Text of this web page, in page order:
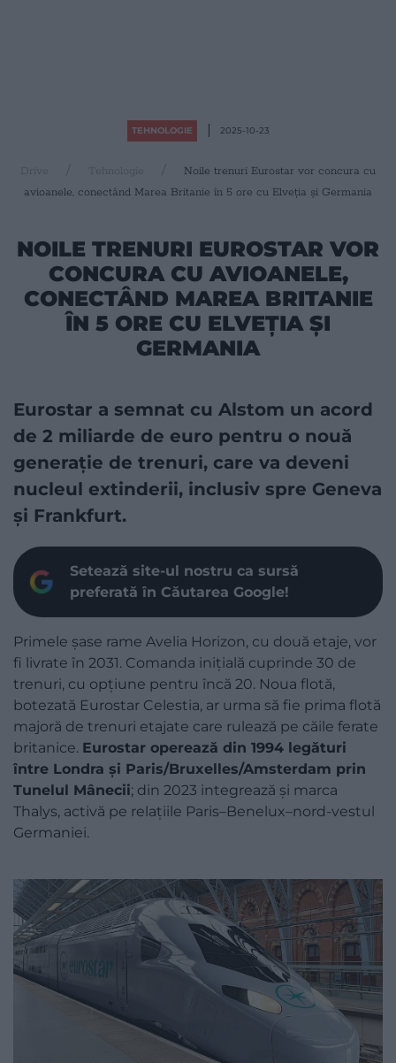
TEHNOLOGIE 2025-10-23
Drive
Noile trenuri Eurostar vor concura cu
avioanele, conectând Marea Britanie în 5 ore cu Elveția și Germania
NOILE TRENURI EUROSTAR VOR
CONCURA CU AVIOANELE,
CONECTÂND MAREA BRITANIE
ÎN 5 ORE CU ELVEȚIA ȘI
GERMANIA
Eurostar a semnat cu Alstom un acord
de 2 miliarde de euro pentru o nouă
generație de trenuri, care va deveni
nucleul extinderii, inclusiv spre Geneva
și Frankfurt.
Setează site-ul nostru ca sursă
preferată în Căutarea Google!
Primele șase rame Avelia Horizon, cu două etaje, vor
fi livrate în 2031. Comanda inițială cuprinde 30 de
trenuri, cu opțiune pentru încă 20. Noua flotă,
botezată Eurostar Celestia, ar urma să fie prima flotă
majoră de trenuri etajate care rulează pe căile ferate
britanice. Eurostar operează din 1994 legături
între Londra și Paris/Bruxelles/Amsterdam prin
Tunelul Mânecii; din 2023 integrează și marca
Thalys, activă pe relațiile Paris–Benelux–nord-vestul
Germaniei.